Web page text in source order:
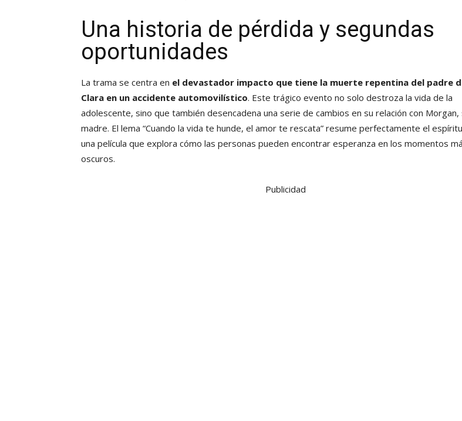
Una historia de pérdida y segundas
oportunidades
La trama se centra en el devastador impacto que tiene la muerte repentina del padre
Clara en un accidente automovilístico. Este trágico evento no solo destroza la vida de la
adolescente, sino que también desencadena una serie de cambios en su relación con Morgan,
madre. El lema “Cuando la vida te hunde, el amor te rescata” resume perfectamente el
una película que explora cómo las personas pueden encontrar esperanza en los momentos
oscuros.
Publicidad